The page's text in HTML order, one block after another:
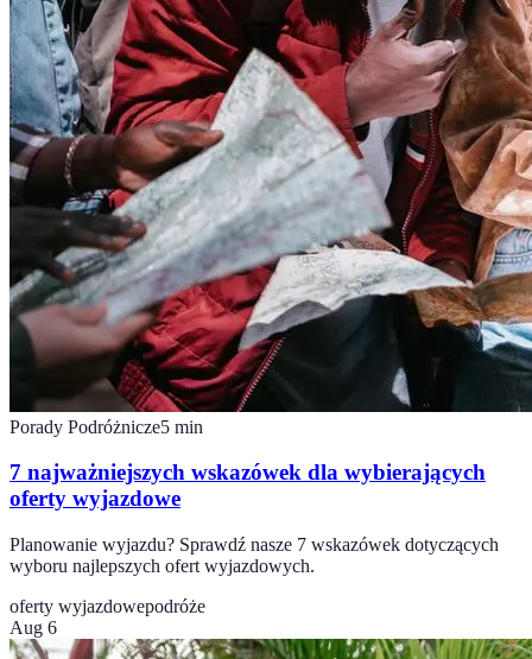
Porady Podróżnicze5 min
7 najważniejszych wskazówek dla wybierających
oferty wyjazdowe
Planowanie wyjazdu? Sprawdź nasze 7 wskazówek dotyczących
wyboru najlepszych ofert wyjazdowych.
oferty wyjazdowepodróże
Aug 6